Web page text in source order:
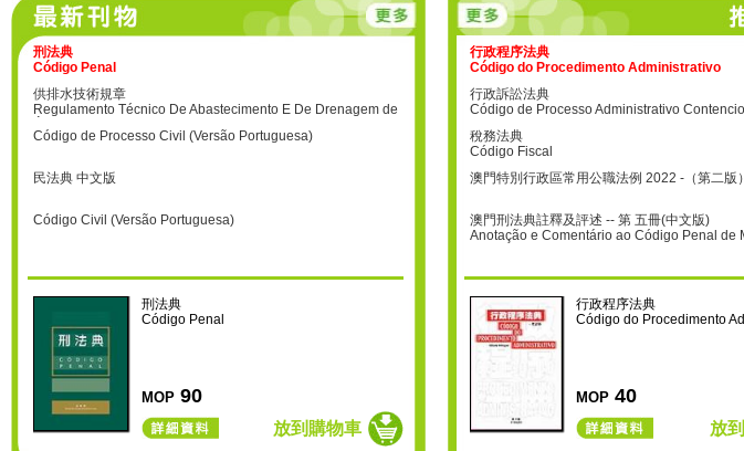
刑法典
Código Penal
供排水技術規章
Regulamento Técnico De Abastecimento E De Drenagem de
Código de Processo Civil (Versão Portuguesa)
民法典 中文版
Código Civil (Versão Portuguesa)
刑法典
Código Penal
MOP 90
放到購物車
行政程序法典
Código do Procedimento Administrativo
行政訴訟法典
Código de Processo Administrativo
稅務法典
Código Fiscal
澳門特別行政區常用公職法例 2022 -（第二版）
澳門刑法典註釋及評述 -- 第 五冊(中文版)
Anotação e Comentário ao Código Penal de
行政程序法典
Código do Procedimento
MOP 40
放